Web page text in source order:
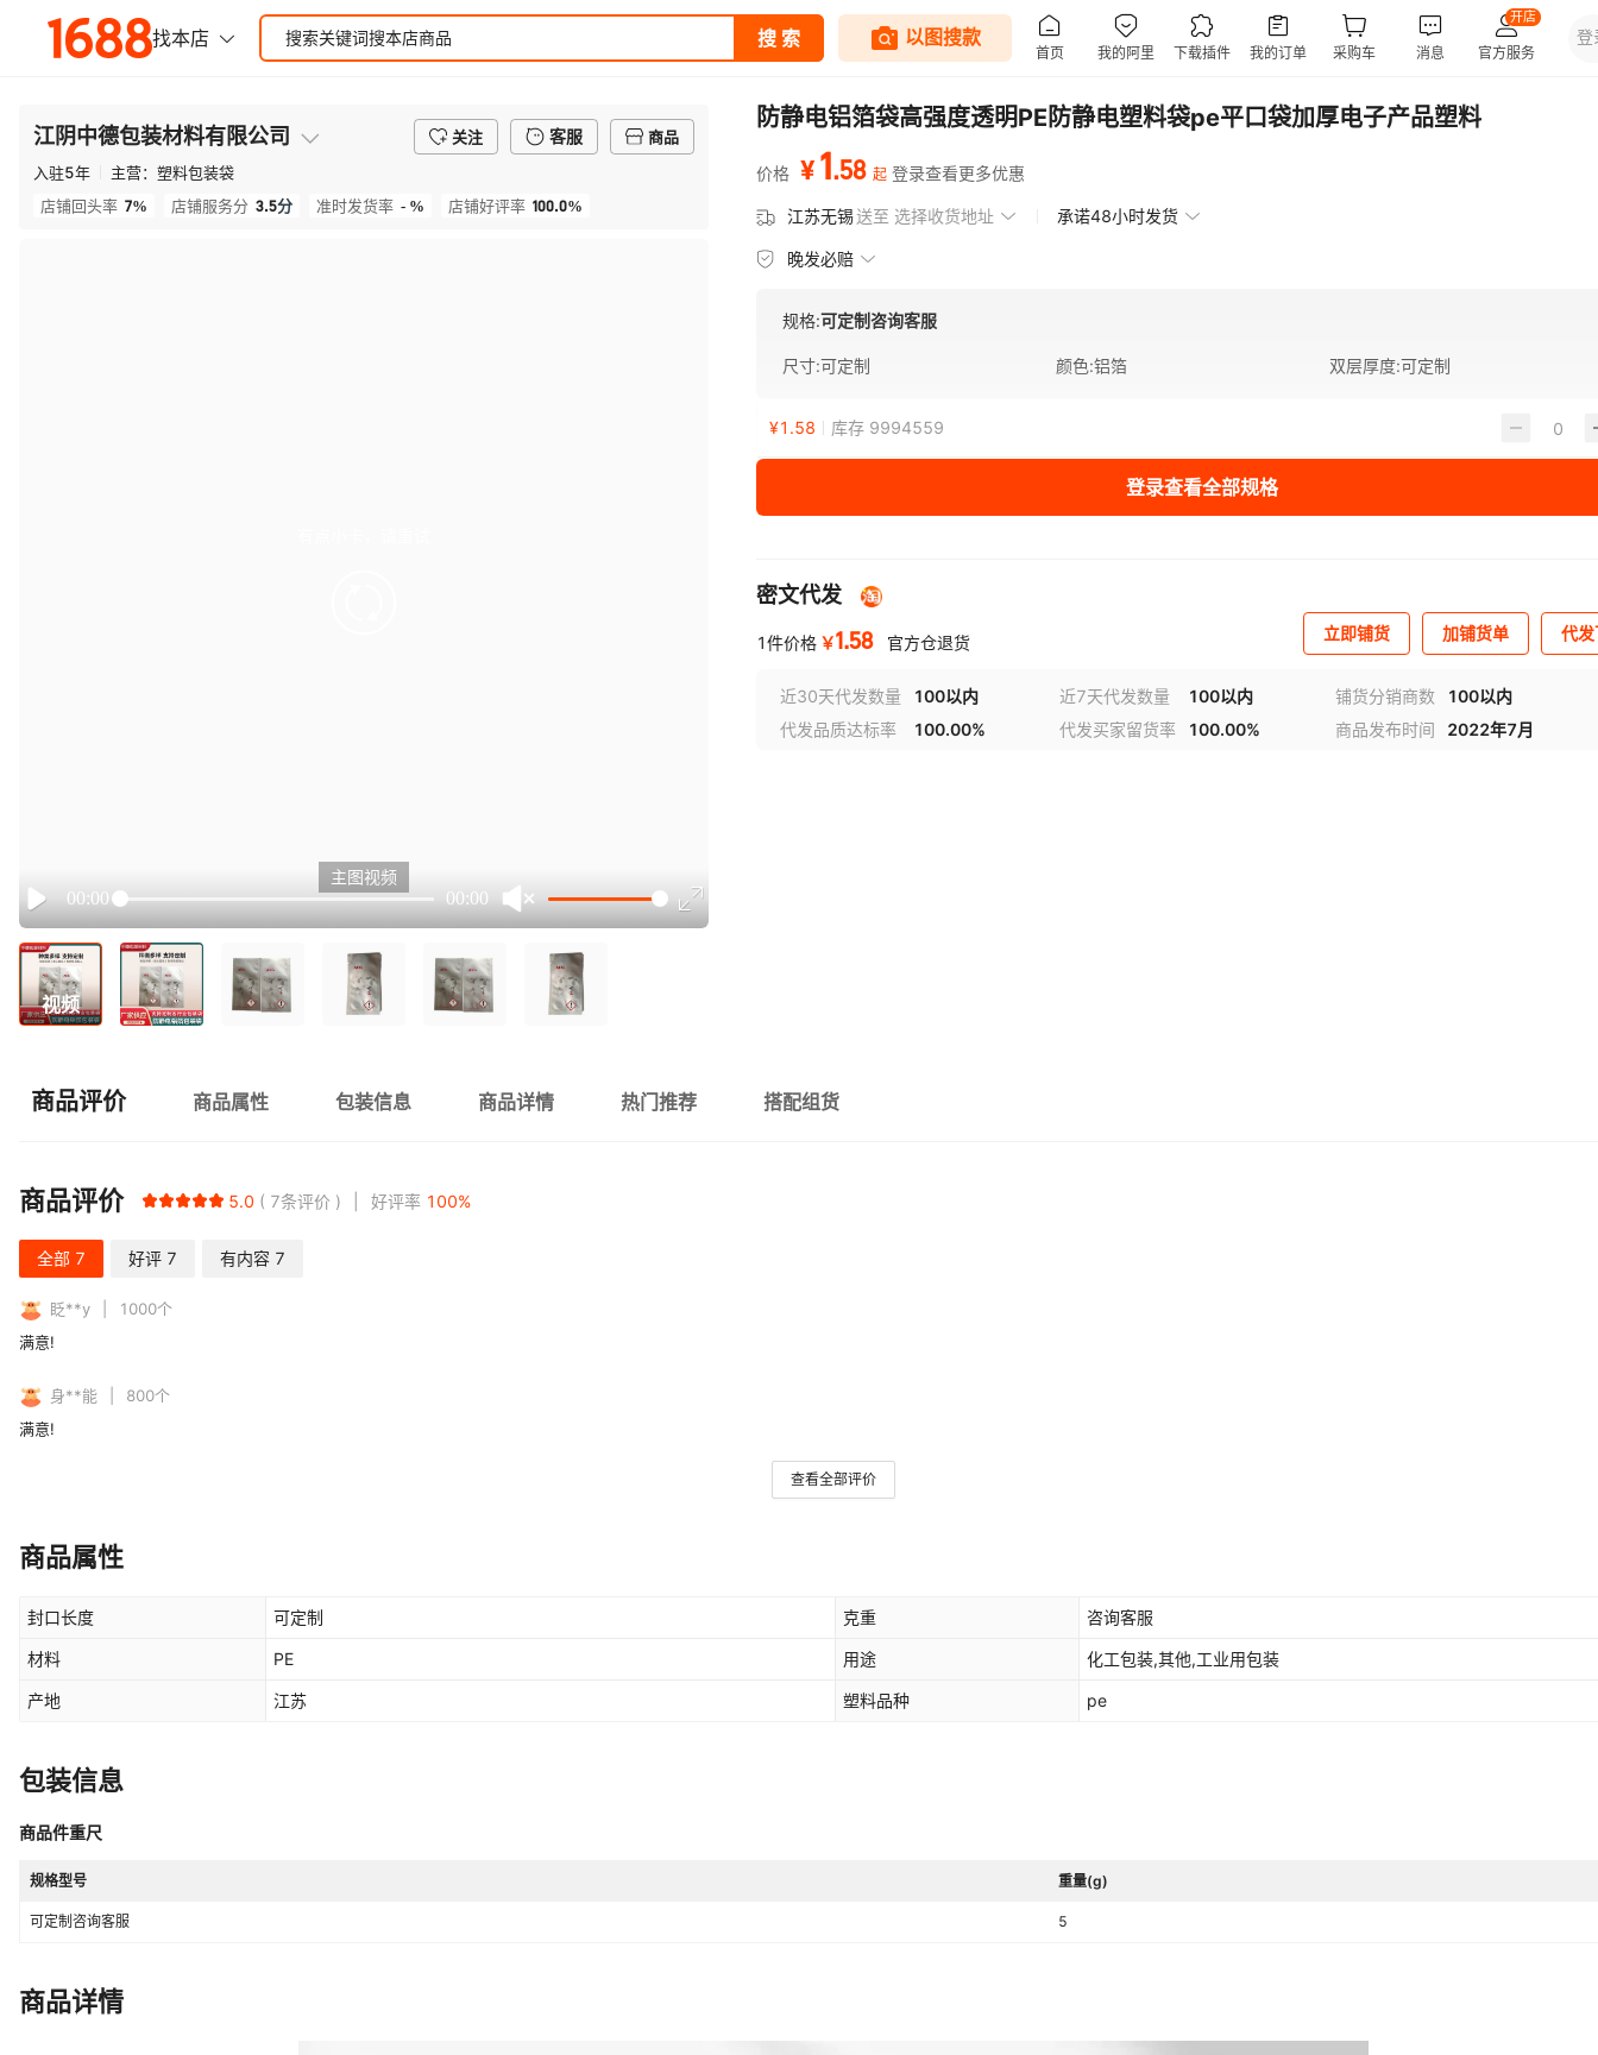
江阴中德包装材料有限公司 关注 客服
商品
入驻5年 主营： 塑料包装袋
店铺回头率 7% 店铺服务分 3.5分 准时发货率 - % 店铺好评率 100.0%
Play
00:00 00:00
主图视频
视频
防静电铝箔袋高强度透明PE防静电塑料袋pe平口袋加厚电子产品塑料
价格 ¥1.58 起 登录查看更多优惠
江苏无锡送至 选择收货地址 承诺48小时发货
晚发必赔
规格:可定制咨询客服
尺寸:可定制 颜色:铝箔 双层厚度:可定制
¥1.58 库存 9994559
登录查看全部规格
密文代发
1件价格 ￥1.58 官方仓退货 立即铺货 加铺货单 代
近30天代发数量 100以内 近7天代发数量 100以内 铺货分销商数
100以内
代发品质达标率
100.00% 代发买家留货率 100.00% 商品发布时间 2022年7月
商品评价 商品属性 包装信息 商品详情 热门推荐 搭配组货
商品评价 5.0 7条评价 好评率 100%
全部 7 好评 7 有内容 7
眨**y 1000个
满意!
身**能 800个
满意!
查看全部评价
商品属性
封口长度 可定制 克重 咨询客服
材料 PE 用途 化工包装,其他,工业用包装
产地 江苏 塑料品种 pe
包装信息
商品件重尺
规格型号 重量(g)
可定制咨询客服 5
商品详情